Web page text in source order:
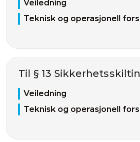
Veiledning
Teknisk og operasjonell
Til § 13
Veiledning
Teknisk og operasjonell